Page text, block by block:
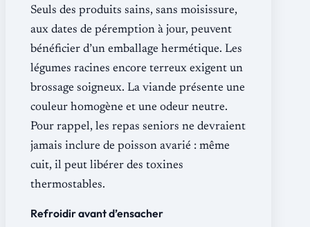
Seuls des produits sains, sans moisissure,
aux dates de péremption à jour, peuvent
bénéficier d’un emballage hermétique. Les
légumes racines encore terreux exigent un
brossage soigneux. La viande présente une
couleur homogène et une odeur neutre.
Pour rappel, les repas seniors ne devraient
jamais inclure de poisson avarié : même
cuit, il peut libérer des toxines
thermostables.
Refroidir avant d’ensacher